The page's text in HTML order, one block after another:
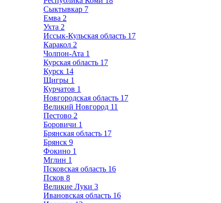
Сыктывкар 7
Емва 2
Ухта 2
Иссык-Кульская область 17
Каракол 2
Чолпон-Ата 1
Курская область 17
Курск 14
Щигры 1
Курчатов 1
Новгородская область 17
Великий Новгород 11
Пестово 2
Боровичи 1
Брянская область 17
Брянск 9
Фокино 1
Мглин 1
Псковская область 16
Псков 8
Великие Луки 3
Ивановская область 16